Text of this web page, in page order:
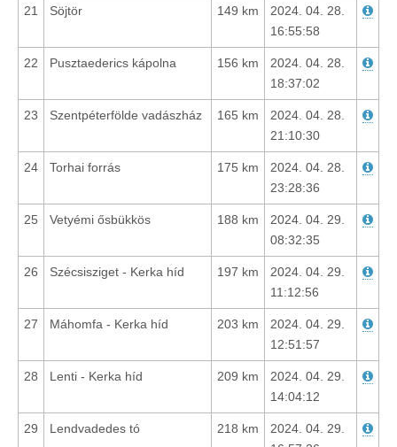
21 Söjtör 149 km
2024. 04. 28.
16:55:58
22 Pusztaederics kápolna 156 km
2024. 04. 28.
18:37:02
23 Szentpéterfölde vadászház 165 km
2024. 04. 28.
21:10:30
24 Torhai forrás 175 km
2024. 04. 28.
23:28:36
25 Vetyémi ősbükkös 188 km
2024. 04. 29.
08:32:35
26 Szécsisziget - Kerka híd 197 km
2024. 04. 29.
11:12:56
27 Máhomfa - Kerka híd 203 km
2024. 04. 29.
12:51:57
28 Lenti - Kerka híd 209 km
2024. 04. 29.
14:04:12
29 Lendvadedes tó 218 km
2024. 04. 29.